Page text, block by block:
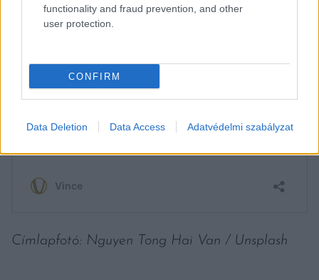
functionality and fraud prevention, and other
user protection.
CONFIRM
Data Deletion Data Access Adatvédelmi szabályzat
Címlapfotó: Nguyen Tong Hai Van / Unsplash